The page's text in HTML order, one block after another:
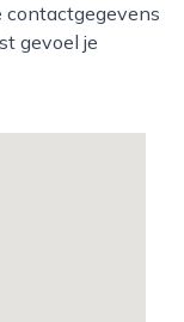
contactgegevens
gevoel je